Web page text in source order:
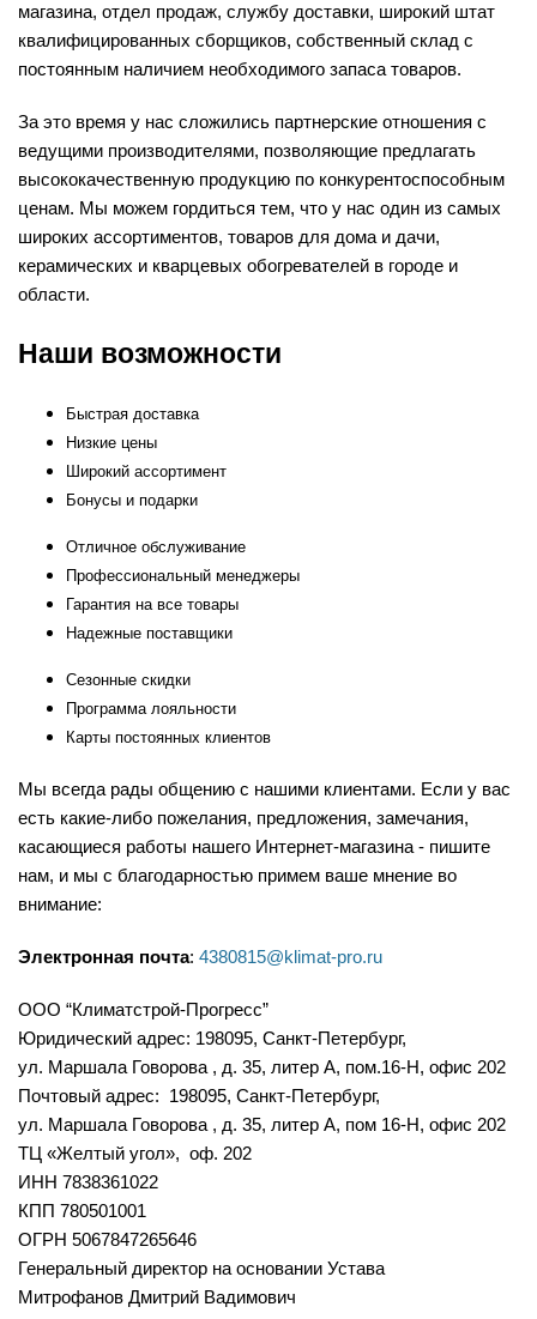
магазина, отдел продаж, службу доставки, широкий штат
квалифицированных сборщиков, собственный склад c
постоянным наличием необходимого запаса товаров.
За это время у нас сложились партнерские отношения с
ведущими производителями, позволяющие предлагать
высококачественную продукцию по конкурентоспособным
ценам. Мы можем гордиться тем, что у нас один из самых
широких ассортиментов, товаров для дома и дачи,
керамических и кварцевых обогревателей в городе и
области.
Наши возможности
Быстрая доставка
Низкие цены
Широкий ассортимент
Бонусы и подарки
Отличное обслуживание
Профессиональный менеджеры
Гарантия на все товары
Надежные поставщики
Сезонные скидки
Программа лояльности
Карты постоянных клиентов
Мы всегда рады общению с нашими клиентами. Если у вас
есть какие-либо пожелания, предложения, замечания,
касающиеся работы нашего Интернет-магазина - пишите
нам, и мы с благодарностью примем ваше мнение во
внимание:
Электронная почта: 4380815@klimat-pro.ru
OOO “Климатстрой-Прогресс”
Юридический адрес: 198095, Санкт-Петербург,
ул. Маршала Говорова , д. 35, литер А, пом.16-Н, офис 202
Почтовый адрес: 198095, Санкт-Петербург,
ул. Маршала Говорова , д. 35, литер А, пом 16-Н, офис 202
ТЦ «Желтый угол», оф. 202
ИНН 7838361022
КПП 780501001
ОГРН 5067847265646
Генеральный директор на основании Устава
Митрофанов Дмитрий Вадимович